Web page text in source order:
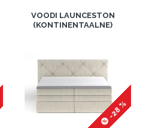
VOODI LAUNCESTON
(KONTINENTAALNE)
-28 %